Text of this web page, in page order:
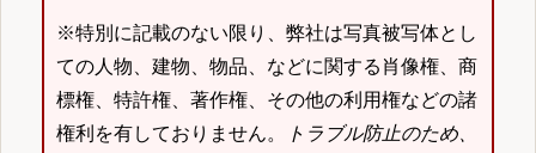
※特別に記載のない限り、弊社は写真被写体とし
ての人物、建物、物品、などに関する肖像権、商
標権、特許権、著作権、その他の利用権などの諸
権利を有しておりません。
トラブル防止のため、